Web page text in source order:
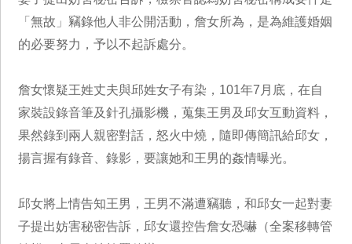
「無故」竊錄他人非公開活動，詹女所為，是為維護婚姻
的必要努力，予以不起訴處分。
詹女懷疑王姓丈夫與邱姓女子有染，101年7月底，在自
家裝設錄音筆及針孔攝影機，蒐集王男及邱女互動資料，
果然錄到兩人親密對話，怒火中燒，隨即傳簡訊給邱女，
揚言握有錄音、錄影，要讓她和王男的姦情曝光。
邱女將上情告知王男，王男不滿遭竊聽，和邱女一起對妻
子提出妨害秘密告訴，邱女還控告詹女恐嚇（全案移轉管